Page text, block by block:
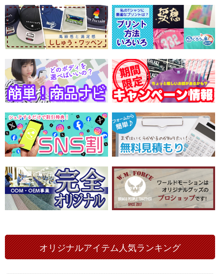
オリジナルアイテム人気ランキング